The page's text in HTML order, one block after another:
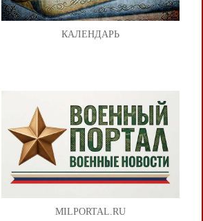
КАЛЕНДАРЬ
MILPORTAL.RU